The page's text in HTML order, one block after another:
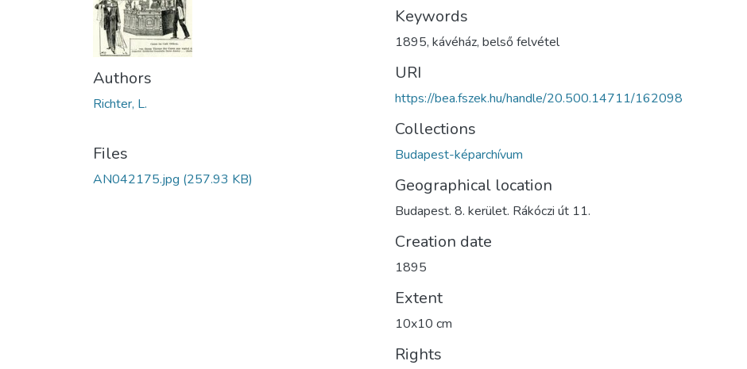
Authors
Richter, L.
Files
AN042175.jpg (257.93 KB)
Keywords
1895, kávéház, belső felvétel
URI
https://bea.fszek.hu/handle/20.500.14711/162098
Collections
Budapest-képarchívum
Geographical location
Budapest. 8. kerület. Rákóczi út 11.
Creation date
1895
Extent
10x10 cm
Rights